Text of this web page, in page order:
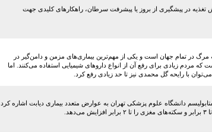
تغذیه در پیشگیری از بروز یا پیشرفت سرطان، راهکارهای کلیدی جهت
در تمام جهان است و یکی از مهم‌ترین بیماری‌های مزمن و دامن‌گیر در
مردم زیادی برای رفع آن از انواع داروهای شیمیایی استفاده می‌کنند. اما
با رایحه گل محمدی نیز تا حد زیادی رفع کرد.
دانشگاه علوم پزشکی تهران به عوارض متعدد بیماری دیابت اشاره کرد